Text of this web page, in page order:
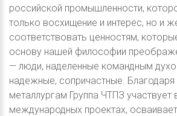
российской промышленности,
только восхищение и интерес, но и
соответствовать ценностям,
основу нашей философии
— люди, наделенные командным
надежные, сопричастные.
металлургам Группа ЧТПЗ участвует
международных проектах,